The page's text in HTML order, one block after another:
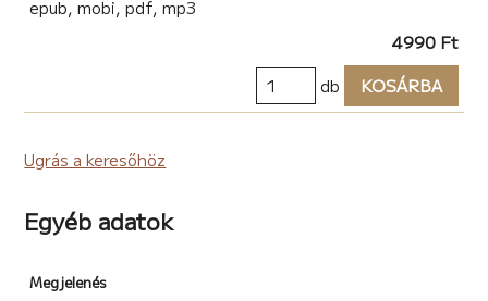
epub, mobi, pdf, mp3
4990 Ft
db
KOSÁRBA
Ugrás a keresőhöz
Egyéb adatok
Megjelenés